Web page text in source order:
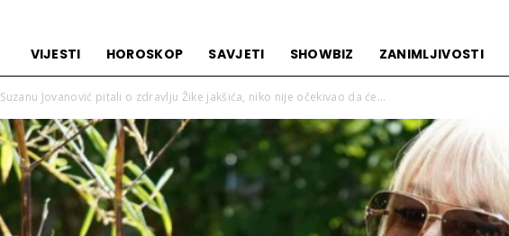
Telegraf
Portal
VIJESTI HOROSKOP SAVJETI SHOWBIZ ZANIMLJIVOSTI
Suzanu Jovanović pitali o zdravlju Žike jakšića, niko nije očekivao da će...